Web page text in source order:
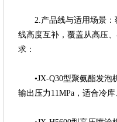
2.产品线与适用场景：
线高度互补，覆盖从高压
求：
•JX-Q30型聚氨酯发泡
输出压力11MPa，适合冷